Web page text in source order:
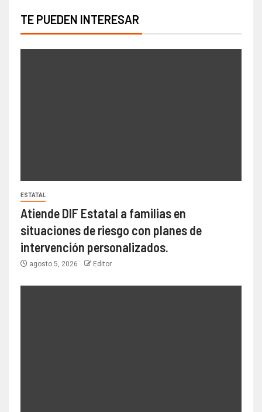
TE PUEDEN INTERESAR
ESTATAL
Atiende DIF Estatal a familias en
situaciones de riesgo con planes de
intervención personalizados.
agosto 5, 2026 Editor